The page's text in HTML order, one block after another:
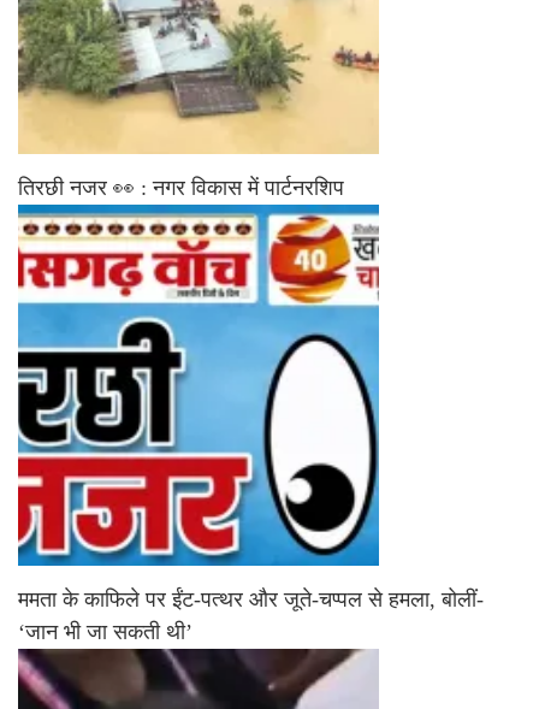
तिरछी नजर 👀 : नगर विकास में पार्टनरशिप
ममता के काफिले पर ईंट-पत्थर और जूते-चप्पल से हमला, बोलीं-
‘जान भी जा सकती थी’